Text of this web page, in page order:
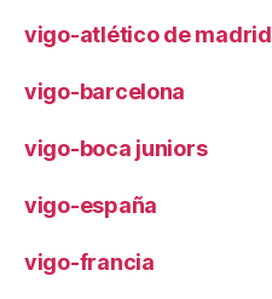
vigo-atlético de madrid
vigo-barcelona
vigo-boca juniors
vigo-españa
vigo-francia